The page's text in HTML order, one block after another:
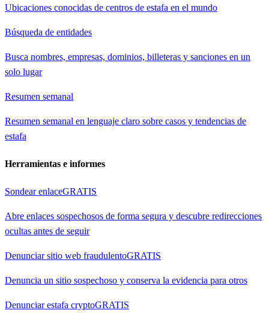
Ubicaciones conocidas de centros de estafa en el mundo
Búsqueda de entidades
Busca nombres, empresas, dominios, billeteras y sanciones en un
solo lugar
Resumen semanal
Resumen semanal en lenguaje claro sobre casos y tendencias de
estafa
Herramientas e informes
Sondear enlaceGRATIS
Abre enlaces sospechosos de forma segura y descubre redirecciones
ocultas antes de seguir
Denunciar sitio web fraudulentoGRATIS
Denuncia un sitio sospechoso y conserva la evidencia para otros
Denunciar estafa cryptoGRATIS